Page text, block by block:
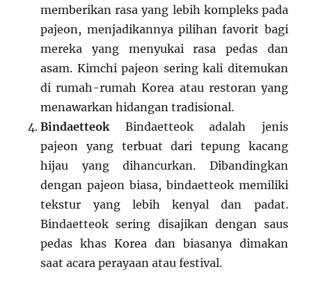
memberikan rasa yang lebih kompleks pada
pajeon, menjadikannya pilihan favorit bagi
mereka yang menyukai rasa pedas dan
asam. Kimchi pajeon sering kali ditemukan
di rumah-rumah Korea atau restoran yang
menawarkan hidangan tradisional.
Bindaetteok Bindaetteok adalah jenis
pajeon yang terbuat dari tepung kacang
hijau yang dihancurkan. Dibandingkan
dengan pajeon biasa, bindaetteok memiliki
tekstur yang lebih kenyal dan padat.
Bindaetteok sering disajikan dengan saus
pedas khas Korea dan biasanya dimakan
saat acara perayaan atau festival.